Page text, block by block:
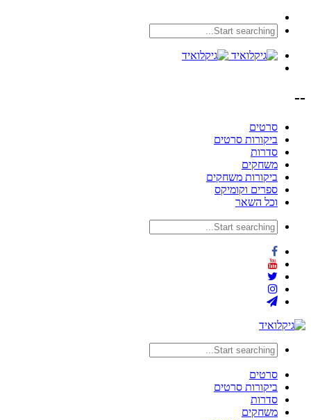
--
סרטים
ביקורות סרטים
סדרות
משחקים
ביקורות משחקים
ספרים וקומיקס
וכל השאר
סרטים
ביקורות סרטים
סדרות
משחקים